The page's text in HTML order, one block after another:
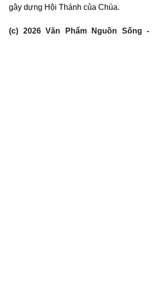
gây dựng Hội Thánh của Chúa.
(c) 2026 Văn Phẩm Nguồn Sống -